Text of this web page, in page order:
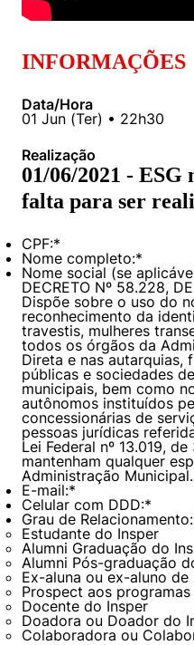
INFORMAÇÕES
Data/Hora
01 Jun (Ter) • 22h30
Realização
01/06/2021 - ESG
falta para ser
CPF:*
Nome completo:*
Nome social (se
DECRETO Nº 58.228,
Dispõe sobre o uso do
reconhecimento da
travestis, mulheres
todos os órgãos da
Direta e nas autarquias,
públicas e sociedades
municipais, bem como
autônomos instituídos
concessionárias de
pessoas jurídicas
Lei Federal nº 13.019,
mantenham qualquer
Administração Municipal.
E-mail:*
Celular com DDD:*
Grau de Relacionamento:
Estudante do Insper
Alumni Graduação do
Alumni Pós-graduação
Ex-aluna ou ex-aluno
Prospect aos
Docente do Insper
Doadora ou Doador do
Colaboradora ou